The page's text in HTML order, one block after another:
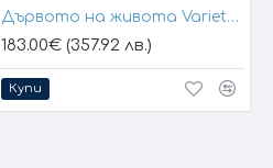
Дървото на живота Variety 1
183.00€ (357.92 лв.)
Купи